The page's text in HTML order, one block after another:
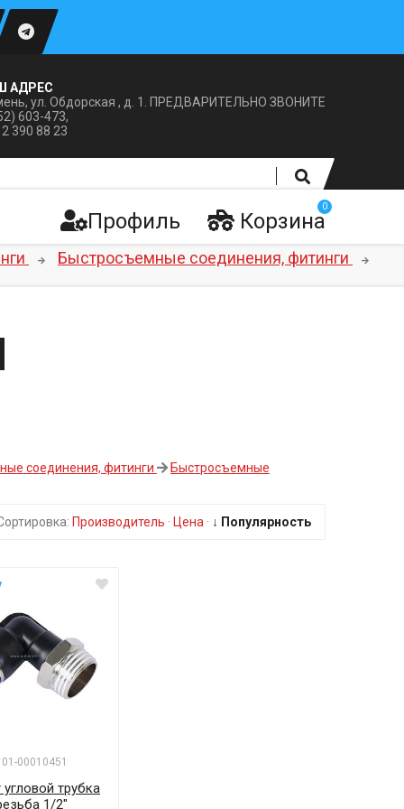
АДРЕС
ул. Обдорская , д. 1. ПРЕДВАРИТЕЛЬНО ЗВОНИТЕ
603-473,
390 88 23
Корзина
0
Профиль
Быстросъемные соединения, фитинги
соединения, фитинги
Быстросъемные
Производитель · Цена · ↓ Популярность
01-00010451
трубка
1/2"